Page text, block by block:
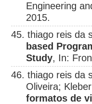
Engineering
2015.
45. thiago reis da
based
Study, In:
46. thiago reis da
Oliveira;
formatos de